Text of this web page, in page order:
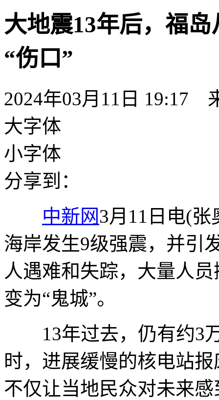
大地震13年后，福
“伤口”
2024年03月11日 19:17
大字体
小字体
分享到：
中新网3月11日电(张
海岸发生9级强震，并引
人遇难和失踪，大量人
变为“鬼城”。
13年过去，仍有约3万
时，进展缓慢的核电站
不仅让当地民众对未来